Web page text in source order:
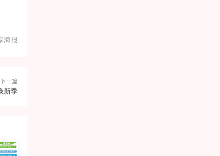
海报
下一篇
新季